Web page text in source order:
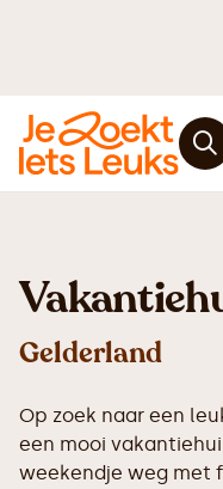
Gelderland
Op zoek naar een
een mooi
weekendje weg met